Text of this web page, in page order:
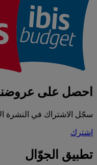
احصل على
سجّل الاشتراك في النشرة
اشترك
تطبيق الجوّال